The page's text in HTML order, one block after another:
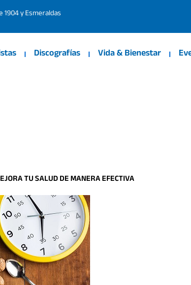
1904 y Esmeraldas
Discografías Vida & Bienestar
TU SALUD DE MANERA EFECTIVA